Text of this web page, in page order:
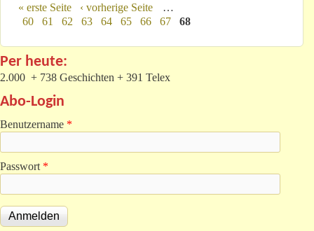
Seiten
« erste Seite ‹ vorherige Seite
…
60
61 62 63 64 65 66 67 68
Per heute:
2.000 + 738 Geschichten + 391 Telex
Abo-Login
Benutzername *
Passwort *